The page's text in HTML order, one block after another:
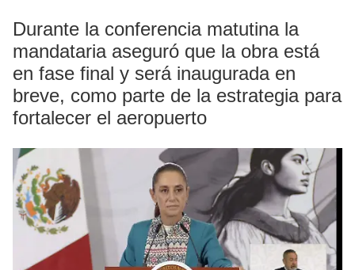
Durante la conferencia matutina la
mandataria aseguró que la obra está
en fase final y será inaugurada en
breve, como parte de la estrategia para
fortalecer el aeropuerto